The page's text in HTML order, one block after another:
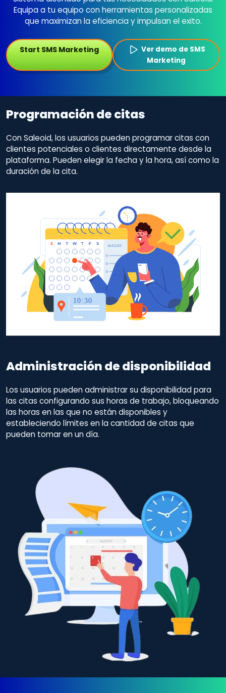
Equipa a tu equipo con herramientas personalizadas
que maximizan la eficiencia y impulsan el exito.
Start SMS Marketing
Ver demo de SMS
Marketing
Programación de citas
Con Saleoid, los usuarios pueden programar citas con
clientes potenciales o clientes directamente desde la
plataforma. Pueden elegir la fecha y la hora, así como la
duración de la cita.
Administración de disponibilidad
Los usuarios pueden administrar su disponibilidad para
las citas configurando sus horas de trabajo, bloqueando
las horas en las que no están disponibles y
estableciendo límites en la cantidad de citas que
pueden tomar en un día.